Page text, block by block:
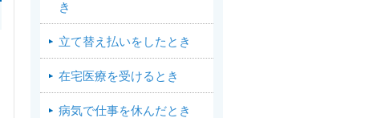
き
立て替え払いをしたとき
在宅医療を受けるとき
病気で仕事を休んだとき